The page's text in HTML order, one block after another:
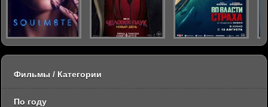
Фильмы / Категории
По году